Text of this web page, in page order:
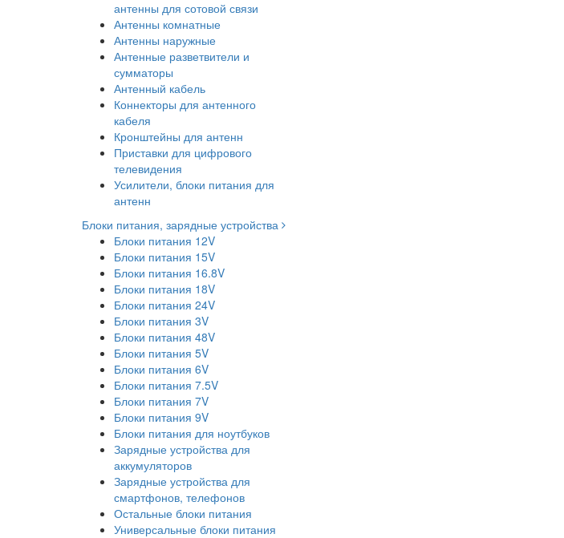
антенны для сотовой связи
Антенны комнатные
Антенны наружные
Антенные разветвители и
сумматоры
Антенный кабель
Коннекторы для антенного
кабеля
Кронштейны для антенн
Приставки для цифрового
телевидения
Усилители, блоки питания для
антенн
Блоки питания, зарядные устройства
Блоки питания 12V
Блоки питания 15V
Блоки питания 16.8V
Блоки питания 18V
Блоки питания 24V
Блоки питания 3V
Блоки питания 48V
Блоки питания 5V
Блоки питания 6V
Блоки питания 7.5V
Блоки питания 7V
Блоки питания 9V
Блоки питания для ноутбуков
Зарядные устройства для
аккумуляторов
Зарядные устройства для
смартфонов, телефонов
Остальные блоки питания
Универсальные блоки питания